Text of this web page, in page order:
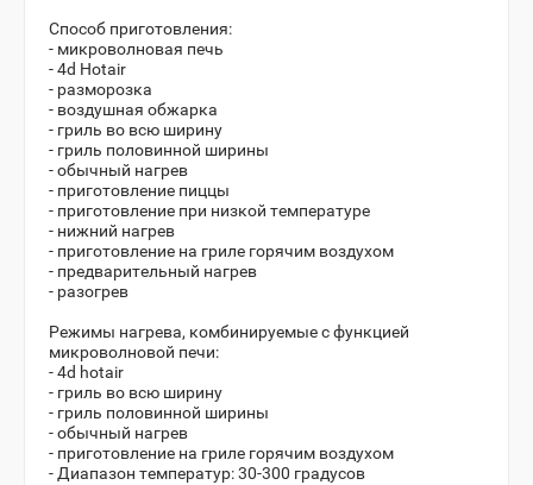
Способ приготовления:
- микроволновая печь
- 4d Hotair
- разморозка
- воздушная обжарка
- гриль во всю ширину
- гриль половинной ширины
- обычный нагрев
- приготовление пиццы
- приготовление при низкой температуре
- нижний нагрев
- приготовление на гриле горячим воздухом
- предварительный нагрев
- разогрев
Режимы нагрева, комбинируемые с функцией
микроволновой печи:
- 4d hotair
- гриль во всю ширину
- гриль половинной ширины
- обычный нагрев
- приготовление на гриле горячим воздухом
- Диапазон температур: 30-300 градусов